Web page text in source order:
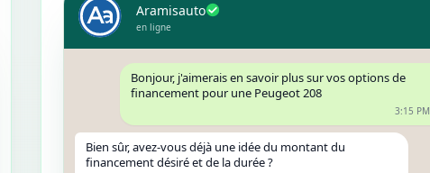
Aramisauto
en ligne
Bonjour, j'aimerais en savoir plus sur vos options de
financement pour une Peugeot 208
3:15 PM
Bien sûr, avez-vous déjà une idée du montant du
financement désiré et de la durée ?